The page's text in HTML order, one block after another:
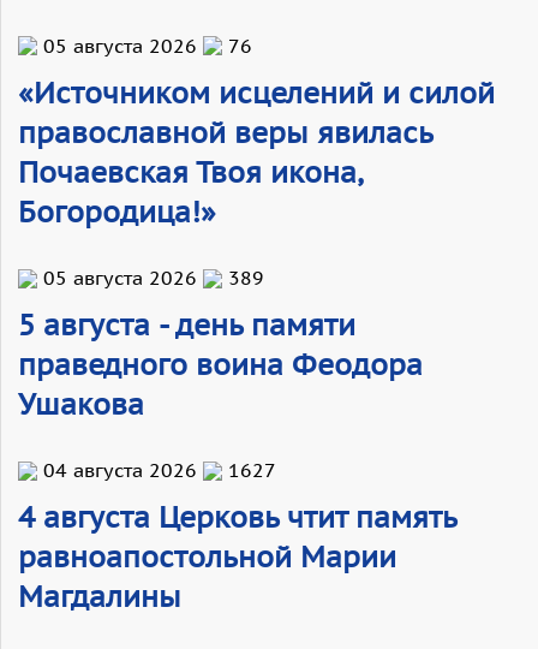
05 августа 2026 76
«Источником исцелений и силой
православной веры явилась
Почаевская Твоя икона,
Богородица!»
05 августа 2026 389
5 августа - день памяти
праведного воина Феодора
Ушакова
04 августа 2026 1627
4 августа Церковь чтит память
равноапостольной Марии
Магдалины